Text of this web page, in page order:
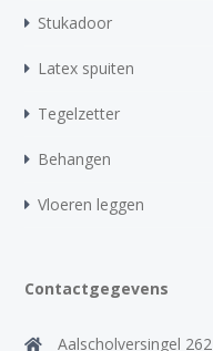
Stukadoor
Latex spuiten
Tegelzetter
Behangen
Vloeren leggen
Contactgegevens
Aalscholversingel 262